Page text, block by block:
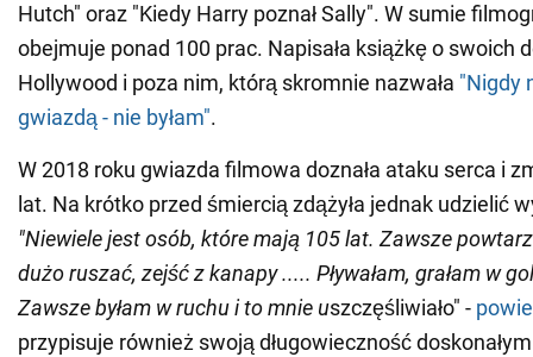
Hutch" oraz "Kiedy Harry poznał Sally". W sumie
obejmuje ponad 100 prac. Napisała książkę o swoich
Hollywood i poza nim, którą skromnie nazwała "Nigdy
gwiazdą - nie byłam".
W 2018 roku gwiazda filmowa doznała ataku serca i
lat. Na krótko przed śmiercią zdążyła jednak udzielić
"Niewiele jest osób, które mają 105 lat. Zawsze
dużo ruszać, zejść z kanapy ..... Pływałam, grałam w
Zawsze byłam w ruchu i to mnie uszczęśliwiało" -
przypisuje również swoją długowieczność